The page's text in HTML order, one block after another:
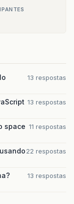
13 respostas
13 respostas
space 11 respostas
22 respostas
13 respostas